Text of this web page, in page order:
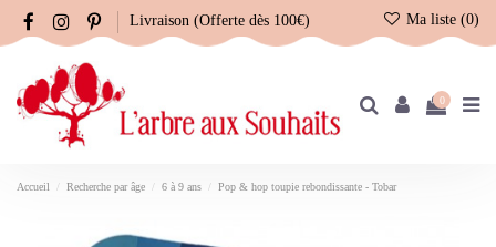
Livraison (Offerte dès 100€) Ma liste (0)
0
Accueil Recherche par âge 6 à 9 ans Pop & hop toupie rebondissante - Tobar